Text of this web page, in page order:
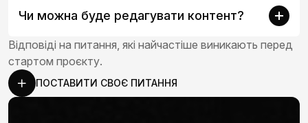
Відповіді на питання, які найчастіше виникають перед
стартом проєкту.
ПОСТАВИТИ СВОЄ ПИТАННЯ
Чи можна буде редагувати контент?